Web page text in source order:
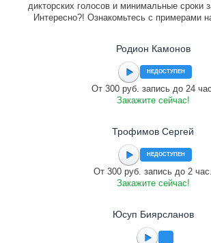
дикторских голосов и минимальные сроки
Интересно?! Ознакомьтесь с примерами
Родион Камонов
НЕДОСТУПЕН
От 300 руб. запись до 24
Закажите сейчас!
Трофимов Сергей
НЕДОСТУПЕН
От 300 руб. запись до 2 час.
Закажите сейчас!
Юсуп Биярсланов